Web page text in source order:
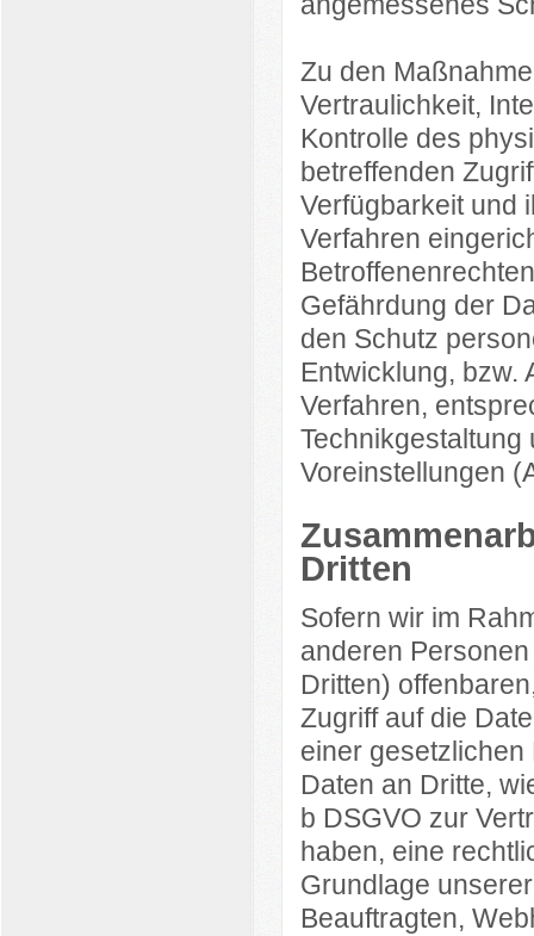
Zu den
Vertraulichkeit,
Kontrolle des
betreffenden
Verfügbarkeit und
Verfahren
Gefährdung der
den Schutz
Entwicklung, bzw.
Verfahren,
Voreinstellungen
Dritten
Sofern wir im
anderen
Dritten)
Zugriff auf die
einer gesetzlichen
Daten an Dritte,
b DSGVO zur
haben, eine
Grundlage
Beauftragten,